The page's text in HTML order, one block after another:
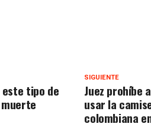
SIGUIENTE
Juez prohíbe
usar la
colombiana
este tipo de